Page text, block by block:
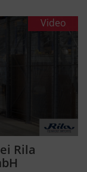
Video
Rila